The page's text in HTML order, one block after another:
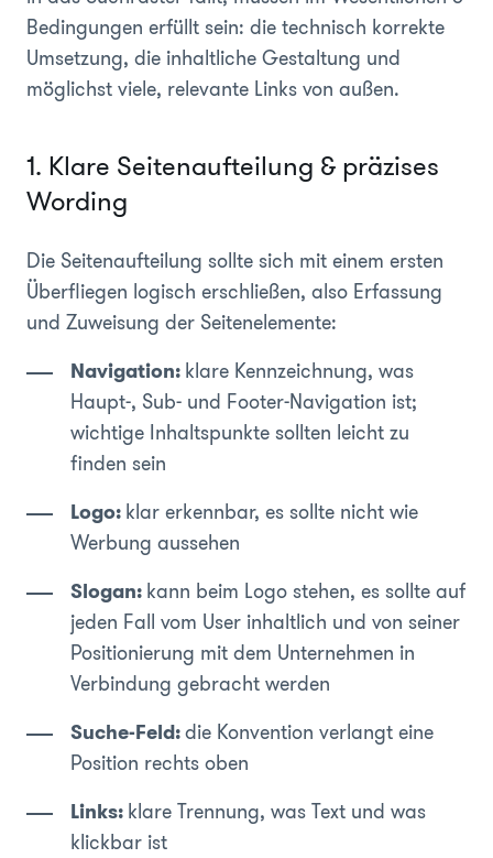
Bedingungen erfüllt sein: die technisch korrekte
Umsetzung, die inhaltliche Gestaltung und
möglichst viele, relevante Links von außen.
1. Klare Seitenaufteilung & präzises
Wording
Die Seitenaufteilung sollte sich mit einem ersten
Überfliegen logisch erschließen, also Erfassung
und Zuweisung der Seitenelemente:
Navigation:klare Kennzeichnung, was
Haupt-, Sub- und Footer-Navigation ist;
wichtige Inhaltspunkte sollten leicht zu
finden sein
Logo:klar erkennbar, es sollte nicht wie
Werbung aussehen
Slogan:kann beim Logo stehen, es sollte auf
jeden Fall vom User inhaltlich und von seiner
Positionierung mit dem Unternehmen in
Verbindung gebracht werden
Suche-Feld:die Konvention verlangt eine
Position rechts oben
Links:klare Trennung, was Text und was
klickbar ist